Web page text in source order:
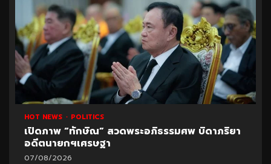
HOT NEWS POLITICS
เปิดภาพ “ทักษิณ” สวดพระอภิธรรมศพ บิดาภริยา
อดีตนายกฯเศรษฐา
07/08/2026